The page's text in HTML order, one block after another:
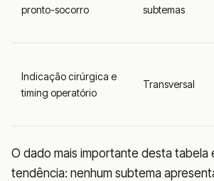
pronto-socorro
subtemas
Indicação cirúrgica e
timing operatório
Transversal
O dado mais importante desta tabela
tendência: nenhum subtema